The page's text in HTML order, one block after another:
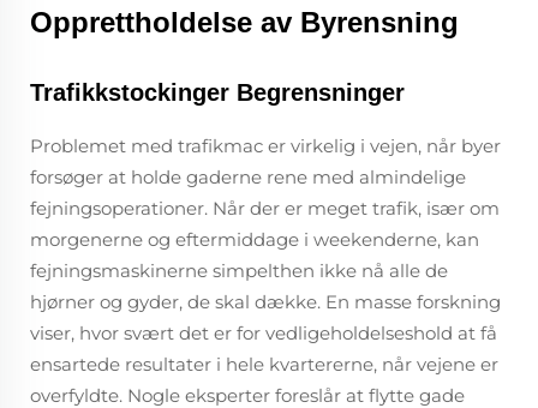
Opprettholdelse av Byrensning
Trafikkstockinger Begrensninger
Problemet med trafikmac er virkelig i vejen, når byer
forsøger at holde gaderne rene med almindelige
fejningsoperationer. Når der er meget trafik, især om
morgenerne og eftermiddage i weekenderne, kan
fejningsmaskinerne simpelthen ikke nå alle de
hjørner og gyder, de skal dække. En masse forskning
viser, hvor svært det er for vedligeholdelseshold at få
ensartede resultater i hele kvartererne, når vejene er
overfyldte. Nogle eksperter foreslår at flytte gade